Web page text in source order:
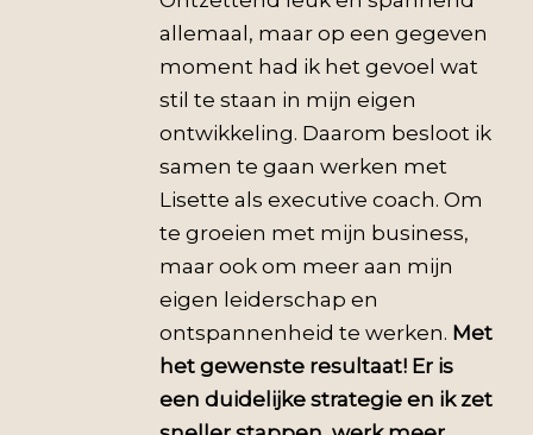
allemaal, maar op een gegeven
moment had ik het gevoel wat
stil te staan in mijn eigen
ontwikkeling. Daarom besloot ik
samen te gaan werken met
Lisette als executive coach. Om
te groeien met mijn business,
maar ook om meer aan mijn
eigen leiderschap en
ontspannenheid te werken. Met
het gewenste resultaat! Er is
een duidelijke strategie en ik zet